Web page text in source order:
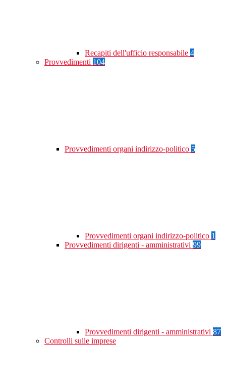
Recapiti dell'ufficio responsabile 4
Provvedimenti 104
Provvedimenti organi indirizzo-politico 5
Provvedimenti organi indirizzo-politico 1
Provvedimenti dirigenti - amministrativi 99
Provvedimenti dirigenti - amministrativi 87
Controlli sulle imprese